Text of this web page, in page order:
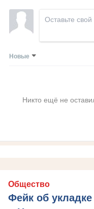
Новые
Никто ещё не
Общество
Фейк об